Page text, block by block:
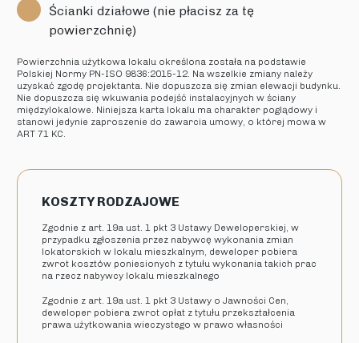
Ścianki działowe (nie płacisz za tę
powierzchnię)
Powierzchnia użytkowa lokalu określona została na podstawie
Polskiej Normy PN-ISO 9836:2015-12. Na wszelkie zmiany należy
uzyskać zgodę projektanta. Nie dopuszcza się zmian elewacji budynku.
Nie dopuszcza się wkuwania podejść instalacyjnych w ściany
międzylokalowe. Niniejsza karta lokalu ma charakter poglądowy i
stanowi jedynie zaproszenie do zawarcia umowy, o której mowa w
ART 71 KC.
KOSZTY RODZAJOWE
Zgodnie z art. 19a ust. 1 pkt 3 Ustawy Deweloperskiej, w
przypadku zgłoszenia przez nabywcę wykonania zmian
lokatorskich w lokalu mieszkalnym, deweloper pobiera
zwrot kosztów poniesionych z tytułu wykonania takich prac
na rzecz nabywcy lokalu mieszkalnego
Zgodnie z art. 19a ust. 1 pkt 3 Ustawy o Jawności Cen,
deweloper pobiera zwrot opłat z tytułu przekształcenia
prawa użytkowania wieczystego w prawo własności